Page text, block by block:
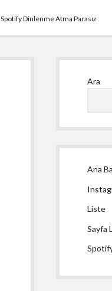
Spotify Dinlenme Atma Parasız
Ara
Ana
Liste
Sayfa